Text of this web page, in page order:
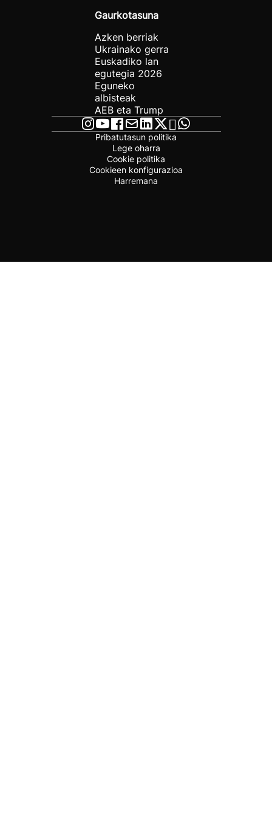
Gaurkotasuna
Azken berriak
Ukrainako gerra
Euskadiko lan
egutegia 2026
Eguneko
albisteak
AEB eta Trump
Pribatutasun politika
Lege oharra
Cookie politika
Cookieen konfigurazioa
Harremana